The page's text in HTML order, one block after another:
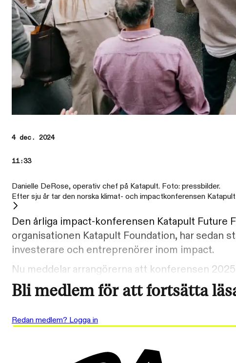
4 dec. 2024
11:33
Danielle DeRose, operativ chef på Katapult. Foto: pressbilder.
Efter sju år tar den norska klimat- och impactkonferensen
Den årliga impact-konferensen Katapult Future
organisationen Katapult Foundation, har sedan
investerare och entreprenörer inom impact.
Nu meddelar arrangörerna att konferensen 2025
Bli medlem för att fortsätta
Redan medlem? Logga in